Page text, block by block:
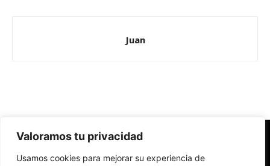
Valoramos tu privacidad
Usamos cookies para mejorar su experiencia de
Juan
Redes Cristianas
Una mirada alternativa sobre la Iglesia católica y la sociedad